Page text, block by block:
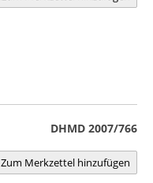
DHMD 2007/766
Zum Merkzettel hinzufügen